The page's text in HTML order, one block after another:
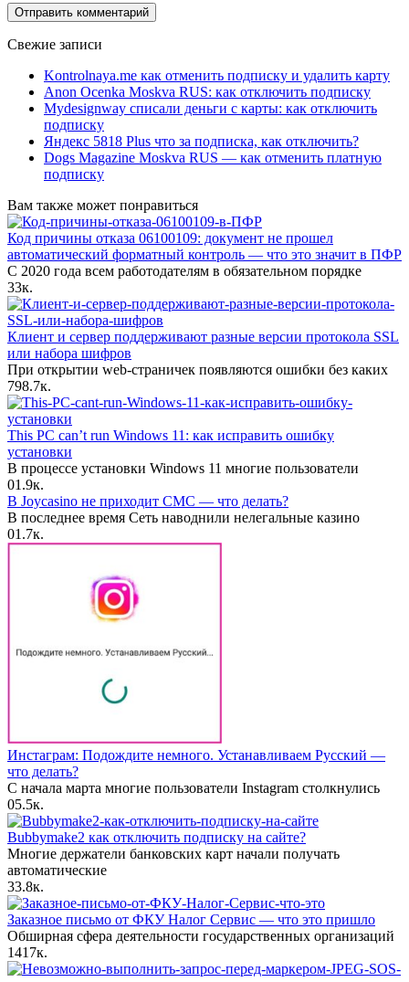
Свежие записи
Kontrolnaya.me как отменить подписку и удалить карту
Anon Ocenka Moskva RUS: как отключить подписку
Mydesignway списали деньги с карты: как отключить
подписку
Яндекс 5818 Plus что за подписка, как отключить?
Dogs Magazine Moskva RUS — как отменить платную
подписку
Вам также может понравиться
Код причины отказа 06100109: документ не прошел
автоматический форматный контроль — что это значит в ПФР
С 2020 года всем работодателям в обязательном порядке
33к.
Клиент и сервер поддерживают разные версии протокола SSL
или набора шифров
При открытии web-страничек появляются ошибки без каких
798.7к.
This PC can’t run Windows 11: как исправить ошибку
установки
В процессе установки Windows 11 многие пользователи
01.9к.
В Joycasino не приходит СМС — что делать?
В последнее время Сеть наводнили нелегальные казино
01.7к.
Инстаграм: Подождите немного. Устанавливаем Русский —
что делать?
С начала марта многие пользователи Instagram столкнулись
05.5к.
Bubbymake2 как отключить подписку на сайте?
Многие держатели банковских карт начали получать
автоматические
33.8к.
Заказное письмо от ФКУ Налог Сервис — что это пришло
Обширная сфера деятельности государственных организаций
1417к.